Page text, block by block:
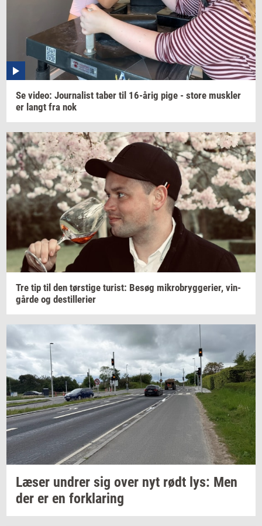
Se video: Jour­na­list taber til 16-årig pige - store mus­k­ler
er langt fra nok
Tre tip til den tørsti­ge turist: Besøg mi­kro­bryg­ge­ri­er, vin­
går­de og destil­le­ri­er
Læser un­drer sig over nyt rødt lys: Men
der er en for­kla­ring